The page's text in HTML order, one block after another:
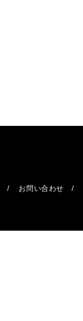
お問い合わせ